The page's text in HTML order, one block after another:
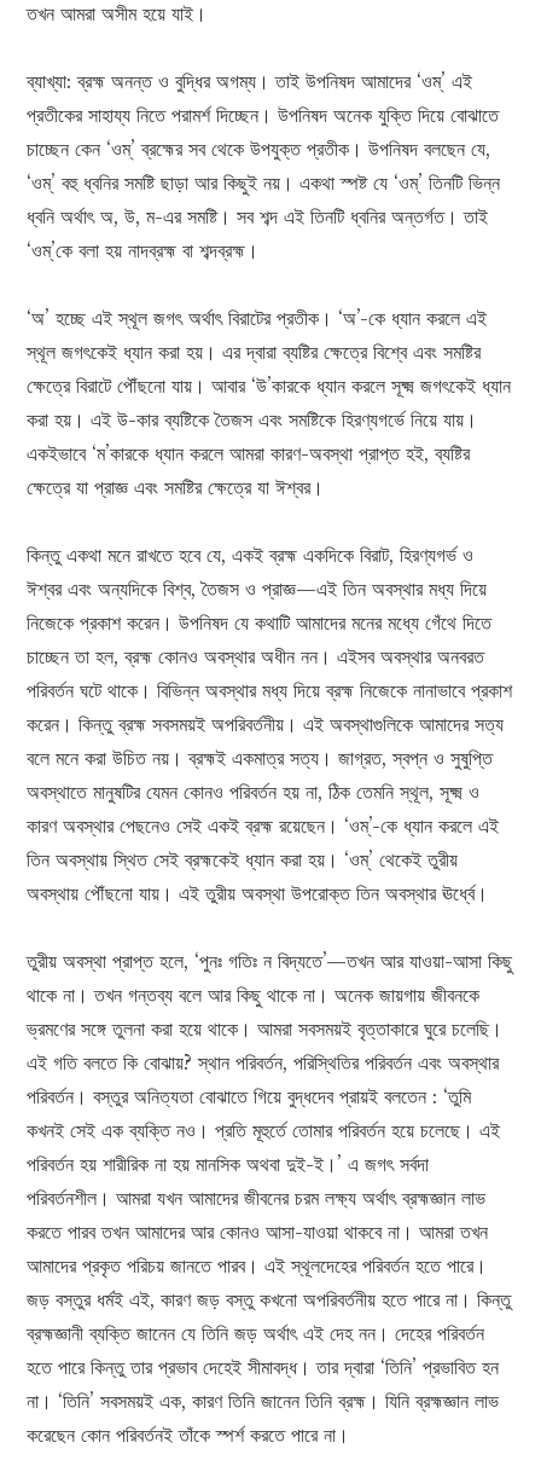
তখন আমরা অসীম হয়ে যাই।
ব্যাখ্যা: ব্রহ্ম অনন্ত ও বুদ্ধির অগম্য। তাই উপনিষদ আমাদের ‘ওম্‌’ এই
প্রতীকের সাহায্য নিতে পরামর্শ দিচ্ছেন। উপনিষদ অনেক যুক্তি দিয়ে বোঝাতে
চাচ্ছেন কেন ‘ওম্‌’ ব্রহ্মের সব থেকে উপযুক্ত প্রতীক। উপনিষদ বলছেন যে,
‘ওম্‌’ বহু ধ্বনির সমষ্টি ছাড়া আর কিছুই নয়। একথা স্পষ্ট যে ‘ওম্‌’ তিনটি ভিন্ন
ধ্বনি অর্থাৎ অ, উ, ম-এর সমষ্টি। সব শব্দ এই তিনটি ধ্বনির অন্তর্গত। তাই
‘ওম্‌’কে বলা হয় নাদব্রহ্ম বা শব্দব্রহ্ম।
‘অ’ হচ্ছে এই স্থূল জগৎ অর্থাৎ বিরাটের প্রতীক। ‘অ’-কে ধ্যান করলে এই
স্থূল জগৎকেই ধ্যান করা হয়। এর দ্বারা ব্যষ্টির ক্ষেত্রে বিশ্বে এবং সমষ্টির
ক্ষেত্রে বিরাটে পৌঁছনো যায়। আবার ‘উ’কারকে ধ্যান করলে সূক্ষ্ম জগৎকেই ধ্যান
করা হয়। এই উ-কার ব্যষ্টিকে তৈজস এবং সমষ্টিকে হিরণ্যগর্ভে নিয়ে যায়।
একইভাবে ‘ম’কারকে ধ্যান করলে আমরা কারণ-অবস্থা প্রাপ্ত হই, ব্যষ্টির
ক্ষেত্রে যা প্রাজ্ঞ এবং সমষ্টির ক্ষেত্রে যা ঈশ্বর।
কিন্তু একথা মনে রাখতে হবে যে, একই ব্রহ্ম একদিকে বিরাট, হিরণ্যগর্ভ ও
ঈশ্বর এবং অন্যদিকে বিশ্ব, তৈজস ও প্রাজ্ঞ—এই তিন অবস্থার মধ্য দিয়ে
নিজেকে প্রকাশ করেন। উপনিষদ যে কথাটি আমাদের মনের মধ্যে গেঁথে দিতে
চাচ্ছেন তা হল, ব্রহ্ম কোনও অবস্থার অধীন নন। এইসব অবস্থার অনবরত
পরিবর্তন ঘটে থাকে। বিভিন্ন অবস্থার মধ্য দিয়ে ব্রহ্ম নিজেকে নানাভাবে প্রকাশ
করেন। কিন্তু ব্রহ্ম সবসময়ই অপরিবর্তনীয়। এই অবস্থাগুলিকে আমাদের সত্য
বলে মনে করা উচিত নয়। ব্রহ্মই একমাত্র সত্য। জাগ্রত, স্বপ্ন ও সুষুপ্তি
অবস্থাতে মানুষটির যেমন কোনও পরিবর্তন হয় না, ঠিক তেমনি স্থূল, সূক্ষ্ম ও
কারণ অবস্থার পেছনেও সেই একই ব্রহ্ম রয়েছেন। ‘ওম্‌’-কে ধ্যান করলে এই
তিন অবস্থায় স্থিত সেই ব্রহ্মকেই ধ্যান করা হয়। ‘ওম্‌’ থেকেই তুরীয়
অবস্থায় পৌঁছনো যায়। এই তুরীয় অবস্থা উপরোক্ত তিন অবস্থার ঊর্ধ্বে।
তুরীয় অবস্থা প্রাপ্ত হলে, ‘পুনঃ গতিঃ ন বিদ্যতে’—তখন আর যাওয়া-আসা কিছু
থাকে না। তখন গন্তব্য বলে আর কিছু থাকে না। অনেক জায়গায় জীবনকে
ভ্রমণের সঙ্গে তুলনা করা হয়ে থাকে। আমরা সবসময়ই বৃত্তাকারে ঘুরে চলেছি।
এই গতি বলতে কি বোঝায়? স্থান পরিবর্তন, পরিস্থিতির পরিবর্তন এবং অবস্থার
পরিবর্তন। বস্তুর অনিত্যতা বোঝাতে গিয়ে বুদ্ধদেব প্রায়ই বলতেন : ‘তুমি
কখনই সেই এক ব্যক্তি নও। প্রতি মূহুর্তে তোমার পরিবর্তন হয়ে চলেছে। এই
পরিবর্তন হয় শারীরিক না হয় মানসিক অথবা দুই-ই।’ এ জগৎ সর্বদা
পরিবর্তনশীল। আমরা যখন আমাদের জীবনের চরম লক্ষ্য অর্থাৎ ব্রহ্মজ্ঞান লাভ
করতে পারব তখন আমাদের আর কোনও আসা-যাওয়া থাকবে না। আমরা তখন
আমাদের প্রকৃত পরিচয় জানতে পারব। এই স্থূলদেহের পরিবর্তন হতে পারে।
জড় বস্তুর ধর্মই এই, কারণ জড় বস্তু কখনো অপরিবর্তনীয় হতে পারে না। কিন্তু
ব্রহ্মজ্ঞানী ব্যক্তি জানেন যে তিনি জড় অর্থাৎ এই দেহ নন। দেহের পরিবর্তন
হতে পারে কিন্তু তার প্রভাব দেহেই সীমাবদ্ধ। তার দ্বারা ‘তিনি’ প্রভাবিত হন
না। ‘তিনি’ সবসময়ই এক, কারণ তিনি জানেন তিনি ব্রহ্ম। যিনি ব্রহ্মজ্ঞান লাভ
করেছেন কোন পরিবর্তনই তাঁকে স্পর্শ করতে পারে না।